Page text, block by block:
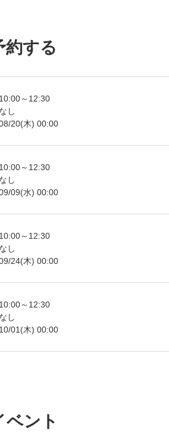
約する
～12:30
し
20(木) 00:00
～12:30
し
09(水) 00:00
～12:30
し
24(木) 00:00
～12:30
し
01(木) 00:00
ベント